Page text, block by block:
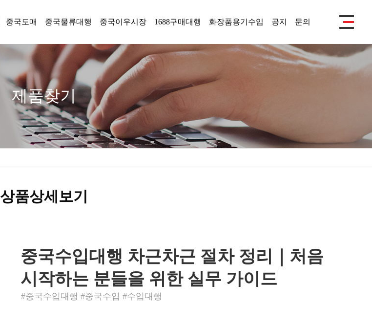
중국도매 중국물류대행 중국이우시장 1688구매대행 화장품용기수입 공지 문의
제품찾기
상품상세보기
중국수입대행 차근차근 절차 정리｜처음
시작하는 분들을 위한 실무 가이드
#중국수입대행 #중국수입 #수입대행